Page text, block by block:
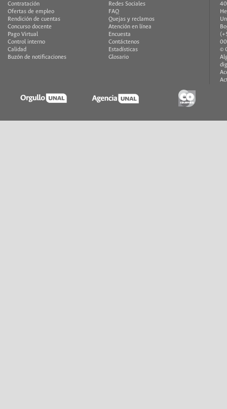
Contratación
Ofertas de empleo
Rendición de cuentas
Concurso docente
Pago Virtual
Control interno
Calidad
Buzón de notificaciones
Redes Sociales
FAQ
Quejas y reclamos
Atención en línea
Encuesta
Contáctenos
Estadísticas
Glosario
©